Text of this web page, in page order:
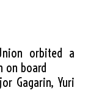
orbited a
on board
Gagarin, Yuri